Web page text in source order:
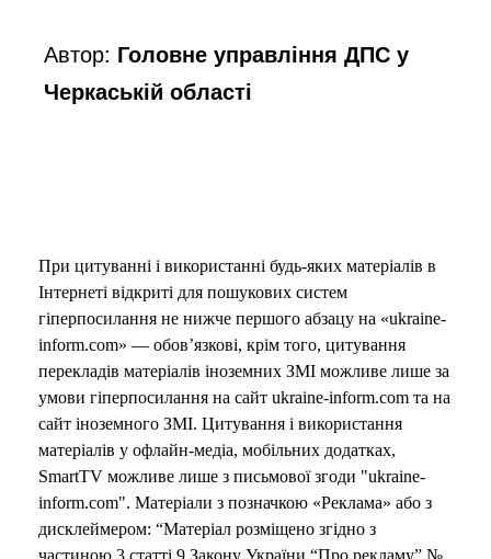
Автор: Головне управління ДПС у
Черкаській області
При цитуванні і використанні будь-яких матеріалів в
Інтернеті відкриті для пошукових систем
гіперпосилання не нижче першого абзацу на «ukraine-
inform.com» — обов’язкові, крім того, цитування
перекладів матеріалів іноземних ЗМІ можливе лише за
умови гіперпосилання на сайт ukraine-inform.com та на
сайт іноземного ЗМІ. Цитування і використання
матеріалів у офлайн-медіа, мобільних додатках,
SmartTV можливе лише з письмової згоди "ukraine-
inform.com". Матеріали з позначкою «Реклама» або з
дисклеймером: “Матеріал розміщено згідно з
частиною 3 статті 9 Закону України “Про рекламу” №